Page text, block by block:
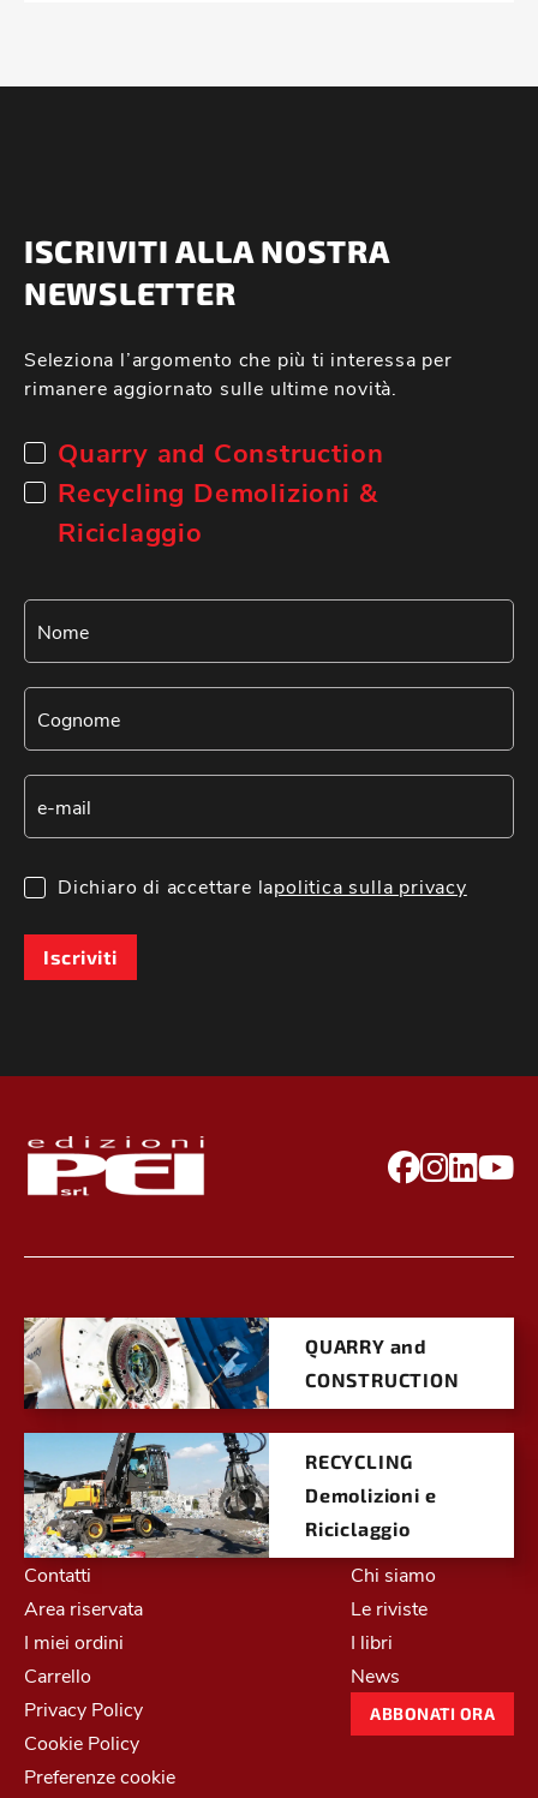
ISCRIVITI ALLA NOSTRA
NEWSLETTER
Seleziona l’argomento che più ti interessa per
rimanere aggiornato sulle ultime novità.
Quarry and Construction
Recycling Demolizioni &
Riciclaggio
Dichiaro di accettare lapolitica sulla privacy
Iscriviti
QUARRY and
CONSTRUCTION
RECYCLING
Demolizioni e
Riciclaggio
Contatti
Area riservata
I miei ordini
Carrello
Privacy Policy
Cookie Policy
Preferenze cookie
Chi siamo
Le riviste
I libri
News
ABBONATI ORA